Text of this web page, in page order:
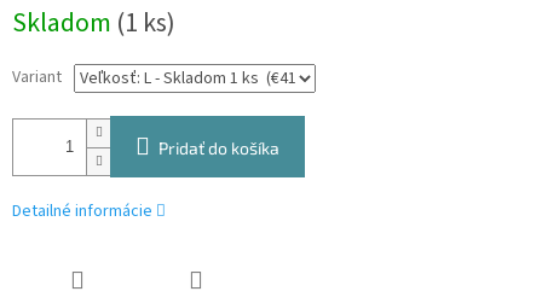
cena:
Skladom (1 ks)
Variant
Pridať do košíka
Detailné informácie